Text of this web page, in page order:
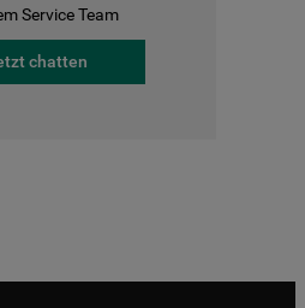
Service Team
chatten